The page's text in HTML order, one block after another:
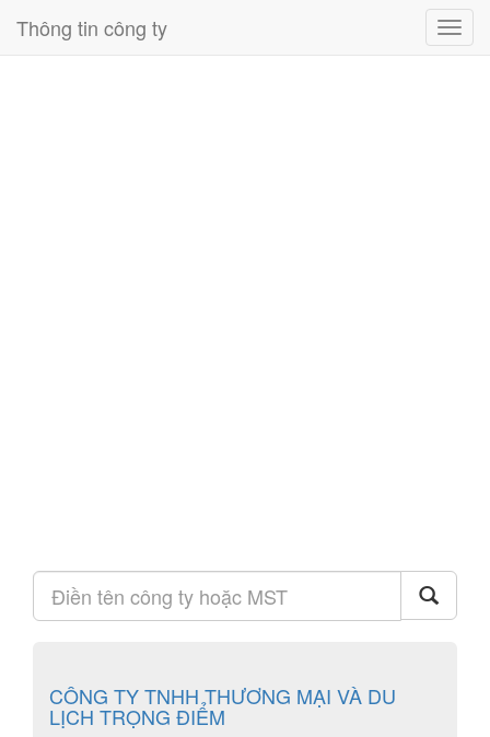
Thông tin công ty
CÔNG TY TNHH THƯƠNG MẠI VÀ DU
LỊCH TRỌNG ĐIỂM